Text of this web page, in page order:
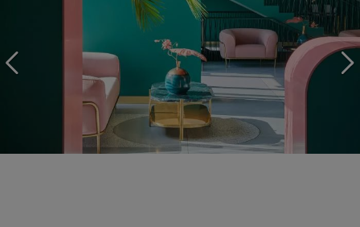
Iepatikās šis piedāvājums?
Līdz brīnišķīgai atpūtai atlikuši tikai daži soļi
PĒRKU